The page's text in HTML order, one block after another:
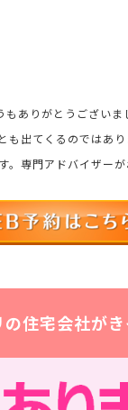
ありがとうございま
出てくるのではあ
専門アドバイザーが
住宅会社がき